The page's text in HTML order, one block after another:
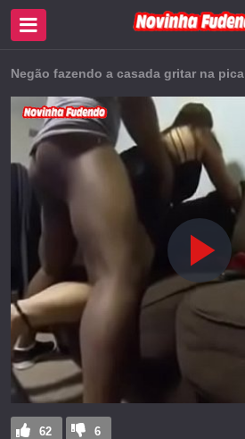
Negão fazendo a casada gritar na pica
62 6